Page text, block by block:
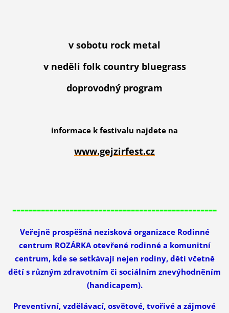
v sobotu rock metal
v neděli folk country bluegrass
doprovodný program
informace k festivalu najdete na
www.gejzirfest.cz
--------------------------------------------------
Veřejně prospěšná nezisková organizace Rodinné
centrum ROZÁRKA otevřené rodinné a komunitní
centrum, kde se setkávají nejen rodiny, děti včetně
dětí s různým zdravotním či sociálním znevýhodněním
(handicapem).
Preventivní, vzdělávací, osvětové, tvořivé a zájmové